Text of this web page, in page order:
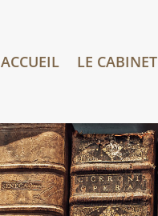
ACCUEIL LE CABINET